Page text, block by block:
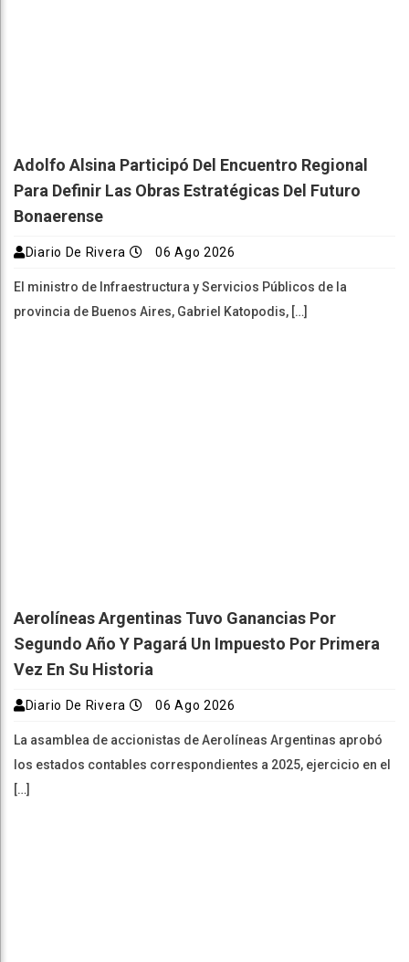
Adolfo Alsina Participó Del Encuentro Regional
Para Definir Las Obras Estratégicas Del Futuro
Bonaerense
Diario De Rivera 06 Ago 2026
El ministro de Infraestructura y Servicios Públicos de la
provincia de Buenos Aires, Gabriel Katopodis, […]
Aerolíneas Argentinas Tuvo Ganancias Por
Segundo Año Y Pagará Un Impuesto Por Primera
Vez En Su Historia
Diario De Rivera 06 Ago 2026
La asamblea de accionistas de Aerolíneas Argentinas aprobó
los estados contables correspondientes a 2025, ejercicio en el
[…]